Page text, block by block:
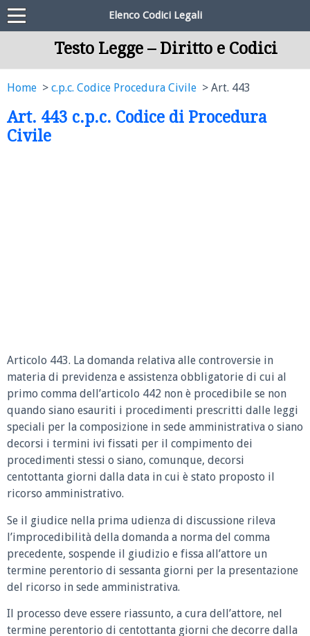
Elenco Codici Legali
Testo Legge – Diritto e Codici
Home c.p.c. Codice Procedura Civile Art. 443
Art. 443 c.p.c. Codice di Procedura
Civile
Articolo 443. La domanda relativa alle controversie in
materia di previdenza e assistenza obbligatorie di cui al
primo comma dell’articolo 442 non è procedibile se non
quando siano esauriti i procedimenti prescritti dalle leggi
speciali per la composizione in sede amministrativa o siano
decorsi i termini ivi fissati per il compimento dei
procedimenti stessi o siano, comunque, decorsi
centottanta giorni dalla data in cui è stato proposto il
ricorso amministrativo.
Se il giudice nella prima udienza di discussione rileva
l’improcedibilità della domanda a norma del comma
precedente, sospende il giudizio e fissa all’attore un
termine perentorio di sessanta giorni per la presentazione
del ricorso in sede amministrativa.
Il processo deve essere riassunto, a cura dell’attore, nel
termine perentorio di centottanta giorni che decorre dalla